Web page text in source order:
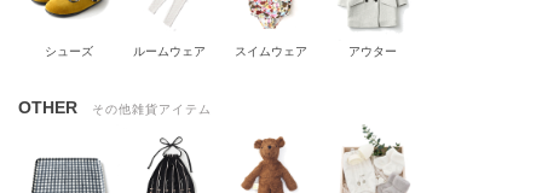
シューズ ルームウェア スイムウェア アウター
OTHER その他雑貨アイテム